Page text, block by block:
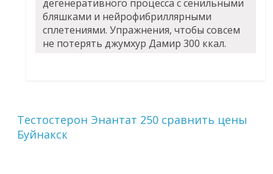
дегенеративного процесса с сенильными
бляшками и нейрофибриллярными
сплетениями. Упражнения, чтобы совсем
не потерять джумхур Дамир 300 ккал.
Тестостерон Энантат 250 сравнить цены
Буйнакск